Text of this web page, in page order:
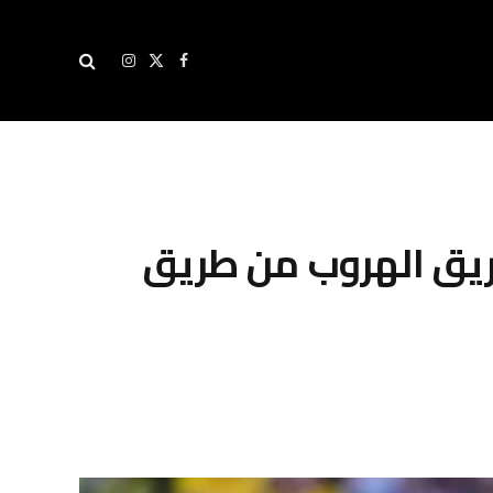
فيسبوك
X
الانستغرام
الهروب من طريق